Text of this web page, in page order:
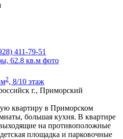
411-79-51
м2, 8/10 этаж
г., Приморский
квартиру в Приморском
большая кухня. В квартире
на противоположные
площадка и парковочные